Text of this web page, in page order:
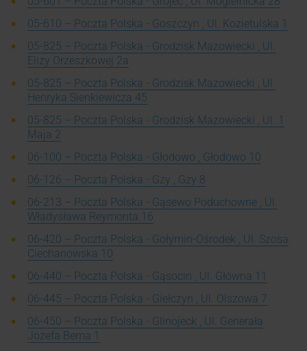
05-610 – Poczta Polska - Goszczyn , Ul. Kozietulska 1
05-825 – Poczta Polska - Grodzisk Mazowiecki , Ul.
Elizy Orzeszkowej 2a
05-825 – Poczta Polska - Grodzisk Mazowiecki , Ul.
Henryka Sienkiewicza 45
05-825 – Poczta Polska - Grodzisk Mazowiecki , Ul. 1
Maja 2
06-100 – Poczta Polska - Głodowo , Głodowo 10
06-126 – Poczta Polska - Gzy , Gzy 8
06-213 – Poczta Polska - Gąsewo Poduchowne , Ul.
Władysława Reymonta 16
06-420 – Poczta Polska - Gołymin-Ośrodek , Ul. Szosa
Ciechanowska 10
06-440 – Poczta Polska - Gąsocin , Ul. Główna 11
06-445 – Poczta Polska - Giełczyn , Ul. Olszowa 7
06-450 – Poczta Polska - Glinojeck , Ul. Generała
Józefa Bema 1